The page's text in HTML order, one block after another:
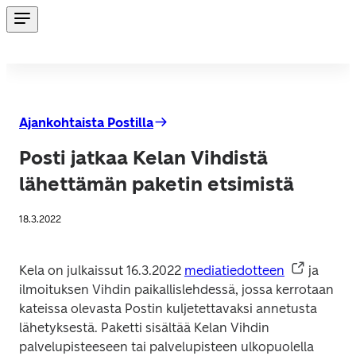
Ajankohtaista Postilla
Posti jatkaa Kelan Vihdistä
lähettämän paketin etsimistä
18.3.2022
Kela on julkaissut 16.3.2022 mediatiedotteen
ja
ilmoituksen Vihdin paikallislehdessä, jossa kerrotaan
kateissa olevasta Postin kuljetettavaksi annetusta
lähetyksestä. Paketti sisältää Kelan Vihdin
palvelupisteeseen tai palvelupisteen ulkopuolella